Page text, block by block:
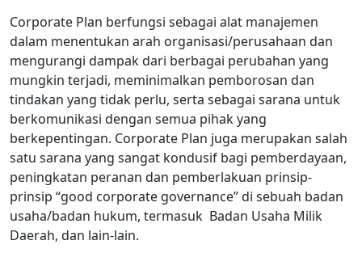
Corporate Plan berfungsi sebagai alat manajemen
dalam menentukan arah organisasi/perusahaan dan
mengurangi dampak dari berbagai perubahan yang
mungkin terjadi, meminimalkan pemborosan dan
tindakan yang tidak perlu, serta sebagai sarana untuk
berkomunikasi dengan semua pihak yang
berkepentingan. Corporate Plan juga merupakan salah
satu sarana yang sangat kondusif bagi pemberdayaan,
peningkatan peranan dan pemberlakuan prinsip-
prinsip “good corporate governance” di sebuah badan
usaha/badan hukum, termasuk Badan Usaha Milik
Daerah, dan lain-lain.